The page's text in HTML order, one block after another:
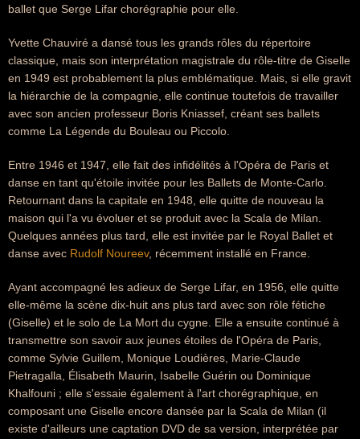
ballet que Serge Lifar chorégraphie pour elle.
Yvette Chauviré a dansé tous les grands rôles du répertoire
classique, mais son interprétation magistrale du rôle-titre de Giselle
en 1949 est probablement la plus emblématique. Mais, si elle gravit
la hiérarchie de la compagnie, elle continue toutefois de travailler
avec son ancien professeur Boris Kniassef, créant ses ballets
comme La Légende du Bouleau ou Piccolo.
Entre 1946 et 1947, elle fait des infidélités à l'Opéra de Paris et
danse en tant qu'étoile invitée pour les Ballets de Monte-Carlo.
Retournant dans la capitale en 1948, elle quitte de nouveau la
maison qui l'a vu évoluer et se produit avec la Scala de Milan.
Quelques années plus tard, elle est invitée par le Royal Ballet et
danse avec Rudolf Noureev, récemment installé en France.
Ayant accompagné les adieux de Serge Lifar, en 1956, elle quitte
elle-même la scène dix-huit ans plus tard avec son rôle fétiche
(Giselle) et le solo de La Mort du cygne. Elle a ensuite continué à
transmettre son savoir aux jeunes étoiles de l'Opéra de Paris,
comme Sylvie Guillem, Monique Loudières, Marie-Claude
Pietragalla, Élisabeth Maurin, Isabelle Guérin ou Dominique
Khalfouni ; elle s'essaie également à l'art chorégraphique, en
composant une Giselle encore dansée par la Scala de Milan (il
existe d'ailleurs une captation DVD de sa version, interprétée par